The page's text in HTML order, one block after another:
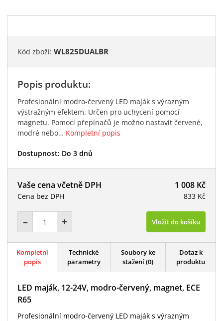
Kód zboží: WL825DUALBR
Popis produktu:
Profesionální modro-červený LED maják s výrazným
výstražným efektem. Určen pro uchycení pomocí
magnetu. Pomocí přepínačů je možno nastavit červené,
modré nebo… Kompletní popis
Dostupnost: Do 3 dnů
Vaše cena včetně DPH 1 008 Kč
Cena bez DPH 833 Kč
– + Vložit do košíku
Kompletní
popis
Technické
parametry
Soubory ke
stažení (0)
Dotaz k
produktu
LED maják, 12-24V, modro-červený, magnet, ECE
R65
Profesionální modro-červený LED maják s výrazným